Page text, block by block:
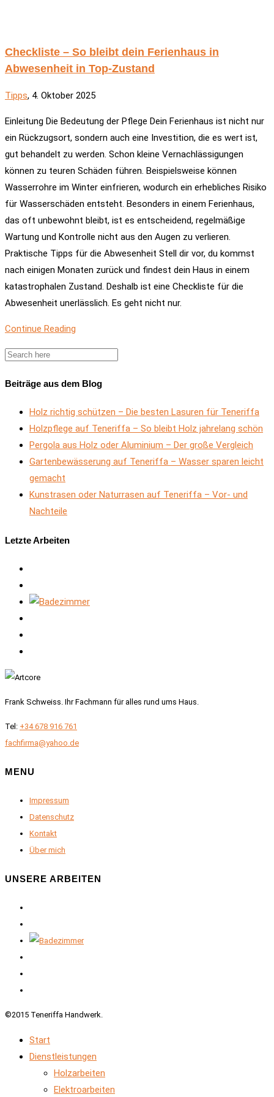
Checkliste – So bleibt dein Ferienhaus in
Abwesenheit in Top-Zustand
Tipps, 4. Oktober 2025
Einleitung Die Bedeutung der Pflege Dein Ferienhaus ist nicht nur
ein Rückzugsort, sondern auch eine Investition, die es wert ist,
gut behandelt zu werden. Schon kleine Vernachlässigungen
können zu teuren Schäden führen. Beispielsweise können
Wasserrohre im Winter einfrieren, wodurch ein erhebliches Risiko
für Wasserschäden entsteht. Besonders in einem Ferienhaus,
das oft unbewohnt bleibt, ist es entscheidend, regelmäßige
Wartung und Kontrolle nicht aus den Augen zu verlieren.
Praktische Tipps für die Abwesenheit Stell dir vor, du kommst
nach einigen Monaten zurück und findest dein Haus in einem
katastrophalen Zustand. Deshalb ist eine Checkliste für die
Abwesenheit unerlässlich. Es geht nicht nur.
Continue Reading
Beiträge aus dem Blog
Holz richtig schützen – Die besten Lasuren für Teneriffa
Holzpflege auf Teneriffa – So bleibt Holz jahrelang schön
Pergola aus Holz oder Aluminium – Der große Vergleich
Gartenbewässerung auf Teneriffa – Wasser sparen leicht
gemacht
Kunstrasen oder Naturrasen auf Teneriffa – Vor- und
Nachteile
Letzte Arbeiten
Frank Schweiss. Ihr Fachmann für alles rund ums Haus.
Tel: +34 678 916 761
fachfirma@yahoo.de
MENU
Impressum
Datenschutz
Kontakt
Über mich
UNSERE ARBEITEN
©2015 Teneriffa Handwerk.
Start
Dienstleistungen
Holzarbeiten
Elektroarbeiten